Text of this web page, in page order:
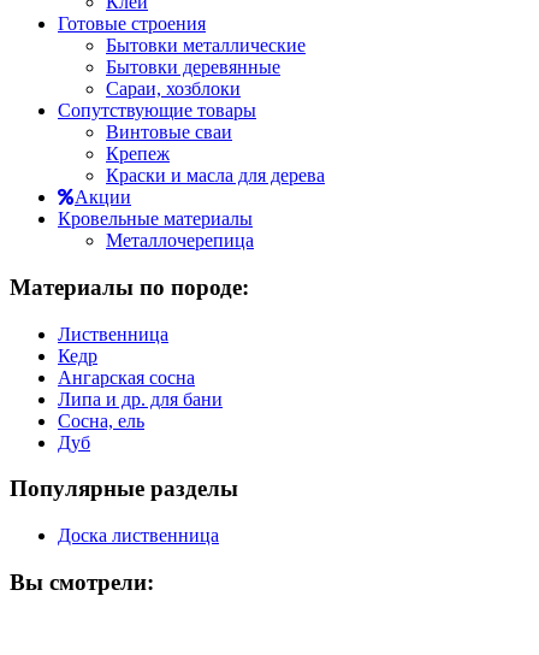
Готовые строения
Бытовки металлические
Бытовки деревянные
Сараи, хозблоки
Сопутствующие товары
Винтовые сваи
Крепеж
Краски и масла для дерева
Акции
Кровельные материалы
Металлочерепица
Материалы по породе:
Лиственница
Кедр
Ангарская сосна
Липа и др. для бани
Сосна, ель
Дуб
Популярные разделы
Доска лиственница
Вы смотрели: